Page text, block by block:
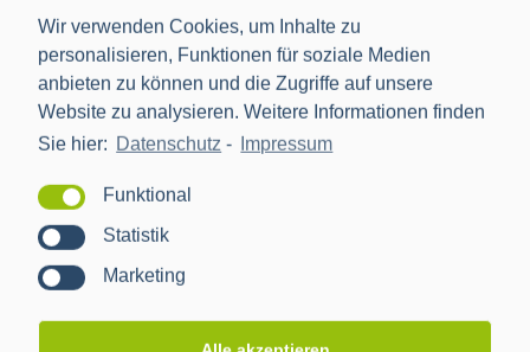
Wir verwenden Cookies, um Inhalte zu
personalisieren, Funktionen für soziale Medien
anbieten zu können und die Zugriffe auf unsere
Website zu analysieren. Weitere Informationen finden
Sie hier: Datenschutz - Impressum
Funktional
Statistik
Marketing
Bitte hier klicken, um die
Marketing-Cookies zu
akzeptieren und diesen
Inhalt zu aktivieren
Reisende mit eingeschränkter Mobilität
Die Haltestelle Exerzierplatz ist nur über eine hohe und steile